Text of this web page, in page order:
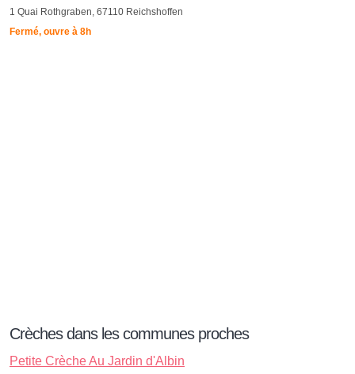
1 Quai Rothgraben, 67110 Reichshoffen
Fermé, ouvre à 8h
Crèches dans les communes proches
Petite Crèche Au Jardin d'Albin